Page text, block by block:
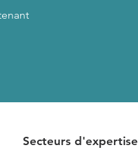
Secteurs d'expertise